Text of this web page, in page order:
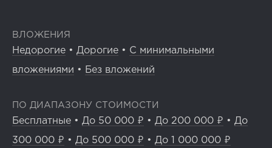
ВЛОЖЕНИЯ
Недорогие • Дорогие • С минимальными
вложениями • Без вложений
ПО ДИАПАЗОНУ СТОИМОСТИ
Бесплатные • До 50 000 ₽ • До 200 000 ₽ • До
300 000 ₽ • До 500 000 ₽ • До 1 000 000 ₽